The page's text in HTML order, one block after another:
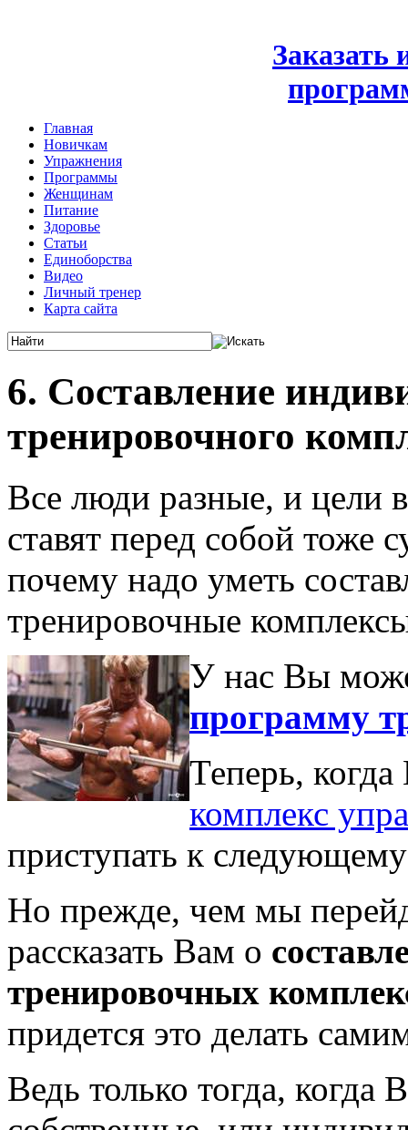
Заказать
Главная
Новичкам
Упражнения
Программы
Женщинам
Питание
Здоровье
Статьи
Единоборства
Видео
Личный тренер
Карта сайта
6. Составление
тренировочного
Все люди разные, и цели
ставят перед собой тоже
почему надо уметь
тренировочные
У нас Вы
программу
Теперь,
комплекс
приступать к
Но прежде, чем мы
рассказать Вам о
тренировочных
придется это делать
Ведь только тогда, когда